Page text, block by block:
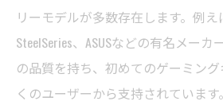
ゲーミングパソコンでの
選び方
ゲーミングパソコン初心
の特徴
リーモデルが多数存在します。例
SteelSeries、ASUSなどの有名メー
の品質を持ち、初めてのゲーミン
くのユーザーから支持されていま